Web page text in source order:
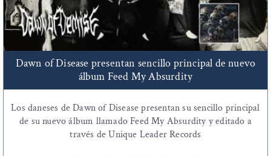
Dawn of Disease presentan sencillo principal de nuevo
álbum Feed My Absurdity
Los daneses de Dawn of Disease presentan su sencillo principal
de su nuevo álbum llamado Feed My Absurdity y editado a
través de Unique Leader Records